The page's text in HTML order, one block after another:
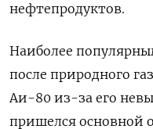
нефтепродуктов.
Наиболее
после природного
Аи-80 из-за его
пришелся основной